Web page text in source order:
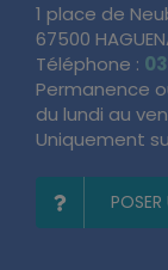
1 place de
67500
Téléphone :
Permanence
du lundi au
Uniquement